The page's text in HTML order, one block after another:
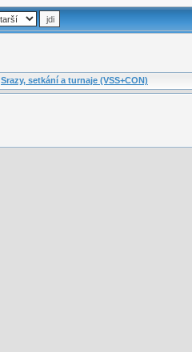
Srazy, setkání a turnaje (VSS+CON)